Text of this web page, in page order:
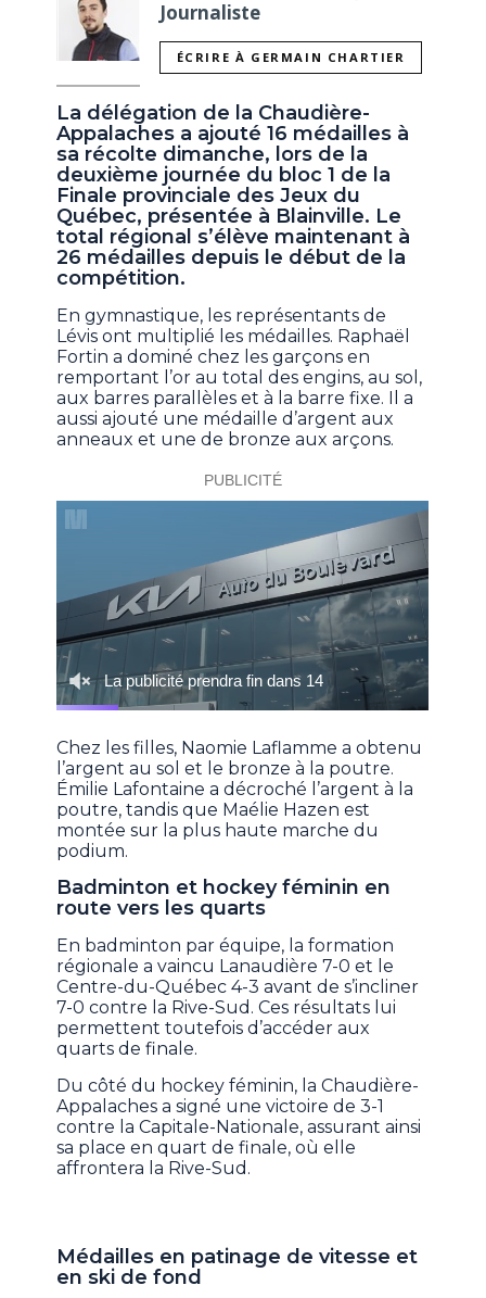
Journaliste
ÉCRIRE À GERMAIN CHARTIER
La délégation de la Chaudière-
Appalaches a ajouté 16 médailles à
sa récolte dimanche, lors de la
deuxième journée du bloc 1 de la
Finale provinciale des Jeux du
Québec, présentée à Blainville. Le
total régional s’élève maintenant à
26 médailles depuis le début de la
compétition.
En gymnastique, les représentants de
Lévis ont multiplié les médailles. Raphaël
Fortin a dominé chez les garçons en
remportant l’or au total des engins, au sol,
aux barres parallèles et à la barre fixe. Il a
aussi ajouté une médaille d’argent aux
anneaux et une de bronze aux arçons.
Chez les filles, Naomie Laflamme a obtenu
l’argent au sol et le bronze à la poutre.
Émilie Lafontaine a décroché l’argent à la
poutre, tandis que Maélie Hazen est
montée sur la plus haute marche du
podium.
Badminton et hockey féminin en
route vers les quarts
En badminton par équipe, la formation
régionale a vaincu Lanaudière 7-0 et le
Centre-du-Québec 4-3 avant de s’incliner
7-0 contre la Rive-Sud. Ces résultats lui
permettent toutefois d’accéder aux
quarts de finale.
Du côté du hockey féminin, la Chaudière-
Appalaches a signé une victoire de 3-1
contre la Capitale-Nationale, assurant ainsi
sa place en quart de finale, où elle
affrontera la Rive-Sud.
Médailles en patinage de vitesse et
en ski de fond